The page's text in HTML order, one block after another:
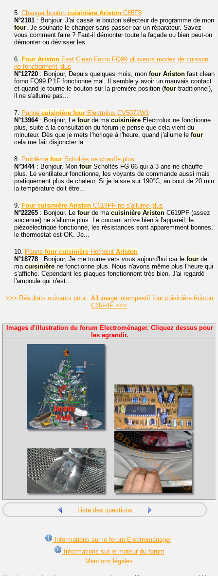
5. Changer bouton cuisinière Ariston C65F8
N°2181 : Bonjour. J'ai cassé le bouton sélecteur de programme de mon
four. Je souhaite le changer sans passer par un réparateur. Savez-
vous comment faire ? Faut-il démonter toute la façade ou bien peut-on
démonter ou dévisser les...
6. Four Ariston Fast Clean Forno FQ99 plusieurs modes de cuisson
ne fonctionnent plus
N°12720 : Bonjour, Depuis quelques mois, mon four Ariston fast clean
forno FQ99 P.1F fonctionne mal. Il semble y avoir un mauvais contact
et quand je tourne le bouton sur la première position (four traditionnel),
il ne s'allume pas...
7. Panne cuisinière four Electrolux CV5072W1
N°13964: Bonjour, Le four de ma cuisinière Electrolux ne fonctionne
plus, suite à la consultation du forum je pense que cela vient du
minuteur. Dès que je mets l'horloge à l'heure, quand j'allume le four
cela me fait disjoncter la...
8. Problème four Scholtès ne chauffe plus
N°3444: Bonjour, Mon four Scholtès FG 66 qui a 3 ans ne chauffe
plus. Le ventilateur fonctionne, les voyants de commande aussi mais
pratiquement plus de chaleur. Si je laisse sur 190°C, au bout de 20 min
la température doit être...
9. Four cuisinière Ariston C619PF ne s'allume plus
N°22265 : Bonjour. Le four de ma cuisinière Ariston C619PF (assez
ancienne) ne s'allume plus. Le courant arrive bien à l'appareil, le
piézoélectrique fonctionne, les résistances sont apparemment bonnes,
le thermostat est OK. Je...
10. Panne four cuisinière Hotpoint Ariston
N°18778 : Bonjour, Je me tourne vers vous aujourd'hui car le four de
ma cuisinière ne fonctionne plus. Nous n'avons même plus l'heure qui
s'affiche. Cependant les plaques fonctionnent très bien. J'ai regardé
l'ampoule qui n'est...
>>> Résultats suivants pour : Allumage intempestif four cuisinière Ariston
C65F8F >>>
Images d'illustration du forum Électroménager. Cliquez dessus pour
les agrandir.
Liste des questions
Informations sur le forum Électroménager
Informations sur le moteur du forum
Mentions légales